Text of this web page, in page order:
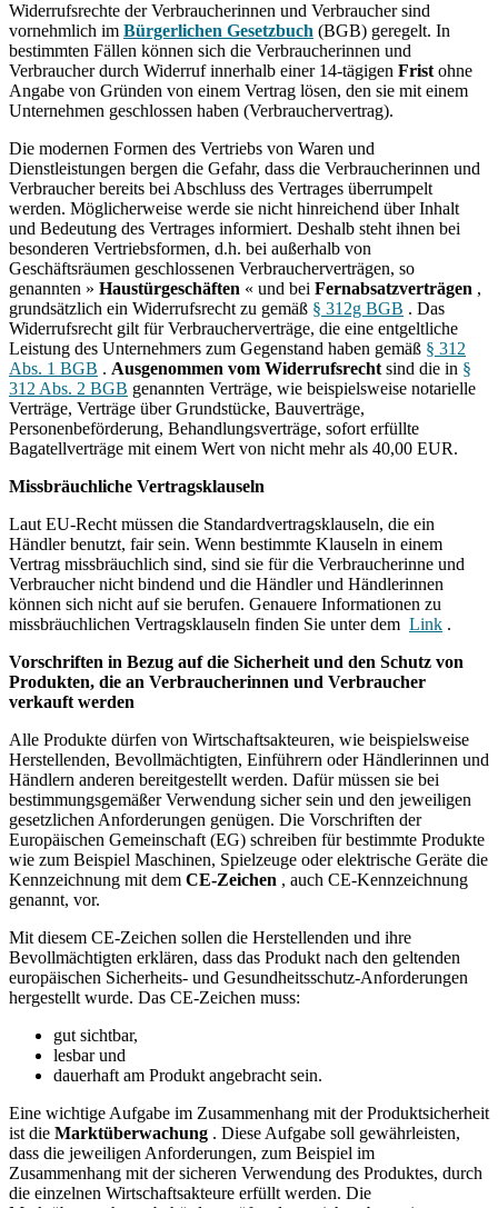
Widerrufsrechte der Verbraucherinnen und Verbraucher sind
vornehmlich im Bürgerlichen Gesetzbuch (BGB) geregelt. In
bestimmten Fällen können sich die Verbraucherinnen und
Verbraucher durch Widerruf innerhalb einer 14-tägigen Frist ohne
Angabe von Gründen von einem Vertrag lösen, den sie mit einem
Unternehmen geschlossen haben (Verbrauchervertrag).
Die modernen Formen des Vertriebs von Waren und
Dienstleistungen bergen die Gefahr, dass die Verbraucherinnen und
Verbraucher bereits bei Abschluss des Vertrages überrumpelt
werden. Möglicherweise werde sie nicht hinreichend über Inhalt
und Bedeutung des Vertrages informiert. Deshalb steht ihnen bei
besonderen Vertriebsformen, d.h. bei außerhalb von
Geschäftsräumen geschlossenen Verbraucherverträgen, so
genannten » Haustürgeschäften « und bei Fernabsatzverträgen ,
grundsätzlich ein Widerrufsrecht zu gemäß § 312g BGB . Das
Widerrufsrecht gilt für Verbraucherverträge, die eine entgeltliche
Leistung des Unternehmers zum Gegenstand haben gemäß § 312
Abs. 1 BGB . Ausgenommen vom Widerrufsrecht sind die in §
312 Abs. 2 BGB genannten Verträge, wie beispielsweise notarielle
Verträge, Verträge über Grundstücke, Bauverträge,
Personenbeförderung, Behandlungsverträge, sofort erfüllte
Bagatellverträge mit einem Wert von nicht mehr als 40,00 EUR.
Missbräuchliche Vertragsklauseln
Laut EU-Recht müssen die Standardvertragsklauseln, die ein
Händler benutzt, fair sein. Wenn bestimmte Klauseln in einem
Vertrag missbräuchlich sind, sind sie für die Verbraucherinne und
Verbraucher nicht bindend und die Händler und Händlerinnen
können sich nicht auf sie berufen. Genauere Informationen zu
missbräuchlichen Vertragsklauseln finden Sie unter dem Link .
Vorschriften in Bezug auf die Sicherheit und den Schutz von
Produkten, die an Verbraucherinnen und Verbraucher
verkauft werden
Alle Produkte dürfen von Wirtschaftsakteuren, wie beispielsweise
Herstellenden, Bevollmächtigten, Einführern oder Händlerinnen und
Händlern anderen bereitgestellt werden. Dafür müssen sie bei
bestimmungsgemäßer Verwendung sicher sein und den jeweiligen
gesetzlichen Anforderungen genügen. Die Vorschriften der
Europäischen Gemeinschaft (EG) schreiben für bestimmte Produkte
wie zum Beispiel Maschinen, Spielzeuge oder elektrische Geräte die
Kennzeichnung mit dem CE-Zeichen , auch CE-Kennzeichnung
genannt, vor.
Mit diesem CE-Zeichen sollen die Herstellenden und ihre
Bevollmächtigten erklären, dass das Produkt nach den geltenden
europäischen Sicherheits- und Gesundheitsschutz-Anforderungen
hergestellt wurde. Das CE-Zeichen muss:
gut sichtbar,
lesbar und
dauerhaft am Produkt angebracht sein.
Eine wichtige Aufgabe im Zusammenhang mit der Produktsicherheit
ist die Marktüberwachung . Diese Aufgabe soll gewährleisten,
dass die jeweiligen Anforderungen, zum Beispiel im
Zusammenhang mit der sicheren Verwendung des Produktes, durch
die einzelnen Wirtschaftsakteure erfüllt werden. Die